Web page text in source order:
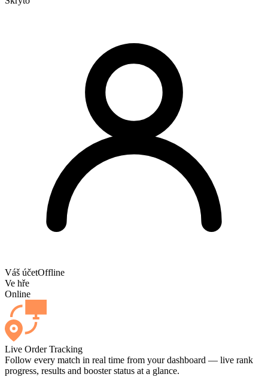
Váš účetOffline
Ve hře
Online
Live Order Tracking
Follow every match in real time from your dashboard — live rank
progress, results and booster status at a glance.